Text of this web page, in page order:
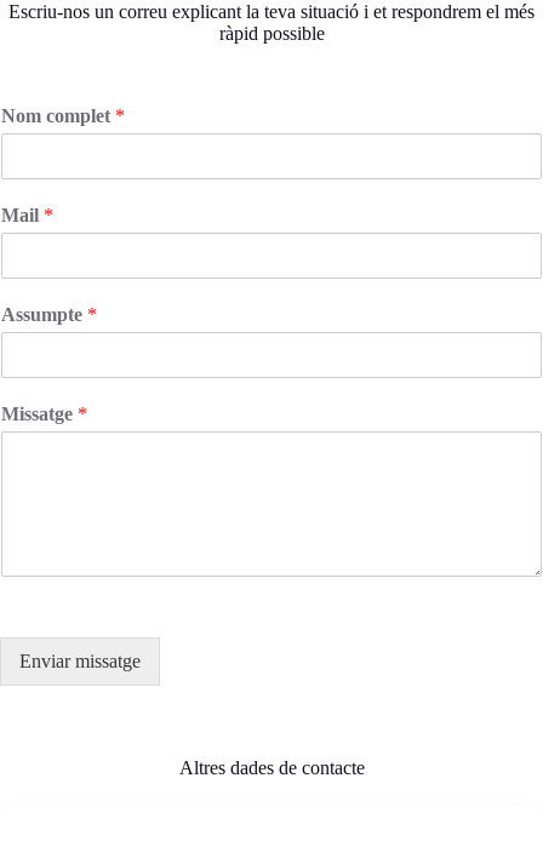
Escriu-nos un correu explicant la teva situació i et respondrem el més
ràpid possible
Nom complet *
Mail *
Assumpte *
Missatge *
Enviar missatge
Altres dades de contacte